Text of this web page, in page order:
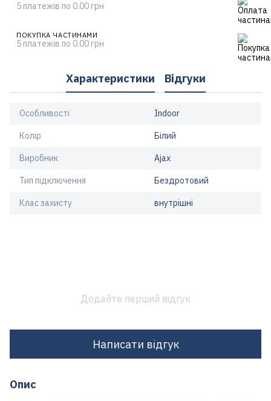
5 платежів по 0.00 грн
ПОКУПКА ЧАСТИНАМИ
5 платежів по 0.00 грн
Характеристики Відгуки
Особливості Indoor
Колір Білий
Виробник Ajax
Тип підключення Бездротовий
Клас захисту внутрішні
Додайте перший відгук
Написати відгук
Опис